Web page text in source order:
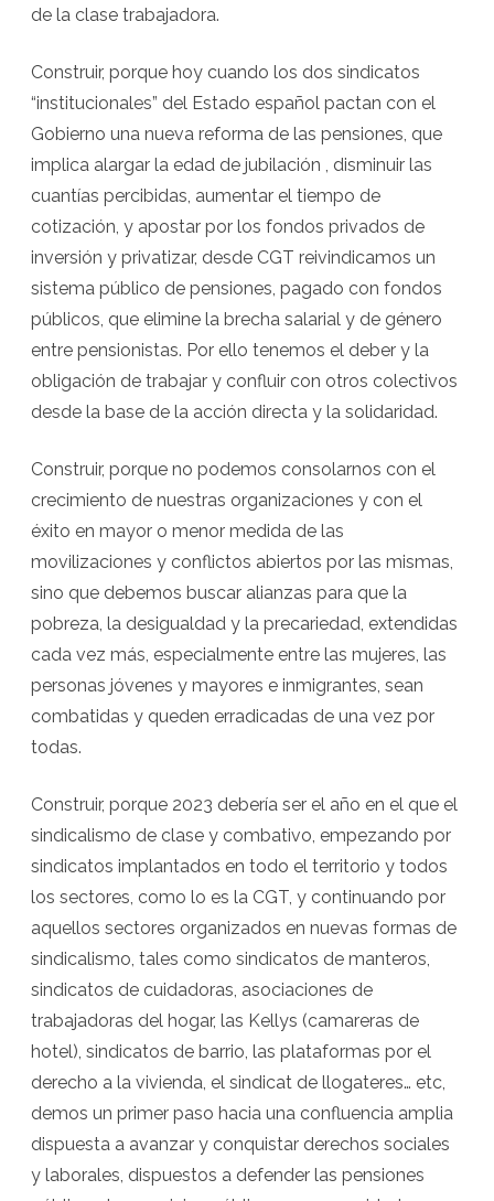
de la clase trabajadora.
Construir, porque hoy cuando los dos sindicatos
“institucionales” del Estado español pactan con el
Gobierno una nueva reforma de las pensiones, que
implica alargar la edad de jubilación , disminuir las
cuantías percibidas, aumentar el tiempo de
cotización, y apostar por los fondos privados de
inversión y privatizar, desde CGT reivindicamos un
sistema público de pensiones, pagado con fondos
públicos, que elimine la brecha salarial y de género
entre pensionistas. Por ello tenemos el deber y la
obligación de trabajar y confluir con otros colectivos
desde la base de la acción directa y la solidaridad.
Construir, porque no podemos consolarnos con el
crecimiento de nuestras organizaciones y con el
éxito en mayor o menor medida de las
movilizaciones y conflictos abiertos por las mismas,
sino que debemos buscar alianzas para que la
pobreza, la desigualdad y la precariedad, extendidas
cada vez más, especialmente entre las mujeres, las
personas jóvenes y mayores e inmigrantes, sean
combatidas y queden erradicadas de una vez por
todas.
Construir, porque 2023 debería ser el año en el que el
sindicalismo de clase y combativo, empezando por
sindicatos implantados en todo el territorio y todos
los sectores, como lo es la CGT, y continuando por
aquellos sectores organizados en nuevas formas de
sindicalismo, tales como sindicatos de manteros,
sindicatos de cuidadoras, asociaciones de
trabajadoras del hogar, las Kellys (camareras de
hotel), sindicatos de barrio, las plataformas por el
derecho a la vivienda, el sindicat de llogateres… etc,
demos un primer paso hacia una confluencia amplia
dispuesta a avanzar y conquistar derechos sociales
y laborales, dispuestos a defender las pensiones